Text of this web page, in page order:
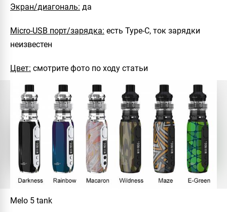
Экран/диагональ: да
Micro-USB порт/зарядка: есть Type-C, ток зарядки
неизвестен
Цвет: смотрите фото по ходу статьи
Melo 5 tank